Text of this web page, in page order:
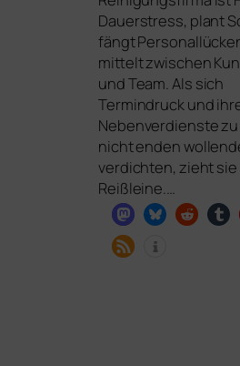
Dauerstress, plant
fängt
mit­telt zwi­schen
und Team. Als sich
Termindruck und
Nebenverdienste
nicht enden
ver­dich­ten, zieht sie
Reißleine.…